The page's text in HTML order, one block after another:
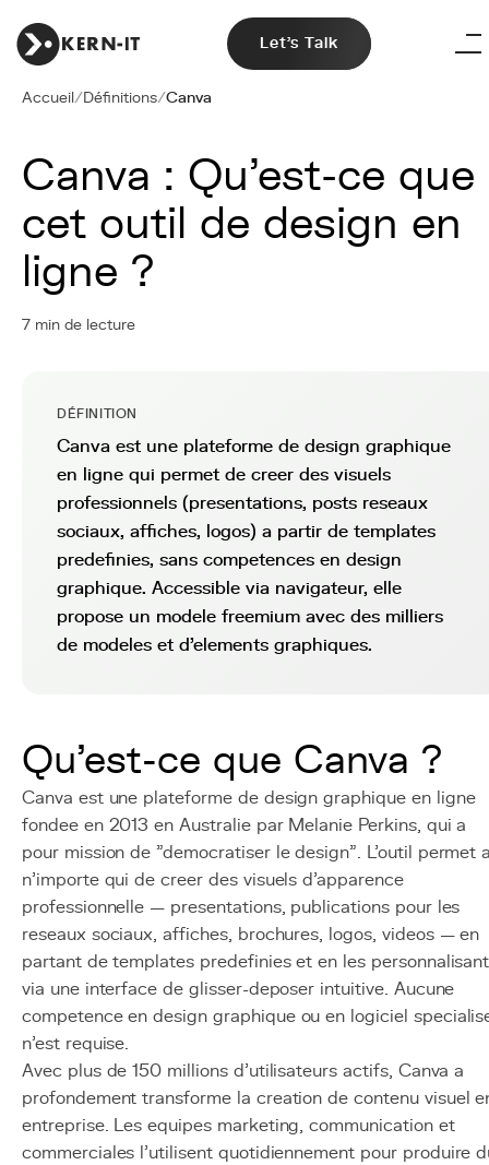
Let's Talk
Accueil/Définitions/Canva
Canva : Qu'est-ce que
cet outil de design en
ligne ?
7 min de lecture
DÉFINITION
Canva est une plateforme de design graphique
en ligne qui permet de creer des visuels
professionnels (presentations, posts reseaux
sociaux, affiches, logos) a partir de templates
predefinies, sans competences en design
graphique. Accessible via navigateur, elle
propose un modele freemium avec des milliers
de modeles et d'elements graphiques.
Qu'est-ce que Canva ?
Canva est une plateforme de design graphique en ligne
fondee en 2013 en Australie par Melanie Perkins, qui a
pour mission de "democratiser le design". L'outil permet
n'importe qui de creer des visuels d'apparence
professionnelle — presentations, publications pour les
reseaux sociaux, affiches, brochures, logos, videos — en
partant de templates predefinies et en les personnalisant
via une interface de glisser-deposer intuitive. Aucune
competence en design graphique ou en logiciel
n'est requise.
Avec plus de 150 millions d'utilisateurs actifs, Canva a
profondement transforme la creation de contenu visuel
entreprise. Les equipes marketing, communication et
commerciales l'utilisent quotidiennement pour produire